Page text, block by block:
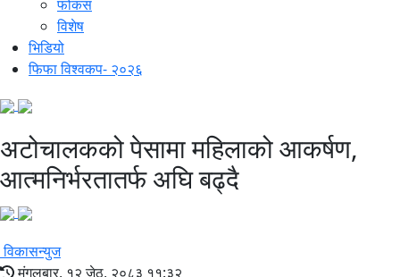
फोकस
विशेष
भिडियो
फिफा विश्वकप- २०२६
अटोचालकको पेसामा महिलाको आकर्षण,
आत्मनिर्भरतातर्फ अघि बढ्दै
विकासन्युज
मंगलबार, १२ जेठ, २०८३ ११:३२